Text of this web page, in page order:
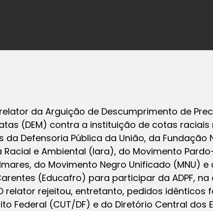
da Arguição de Descumprimento de
(DEM) contra a instituição de cotas
da Defensoria Pública da União, da Fundação
e Ambiental (Iara), do Movimento
do Movimento Negro Unificado (MNU)
(Educafro) para participar da ADPF,
relator rejeitou, entretanto, pedidos idênticos
Federal (CUT/DF) e do Diretório Central dos